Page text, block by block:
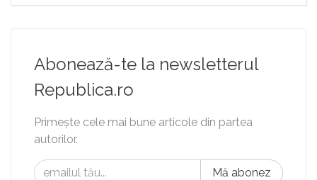
Abonează-te la newsletterul
Republica.ro
Primește cele mai bune articole din partea
autorilor.
Mă abonez